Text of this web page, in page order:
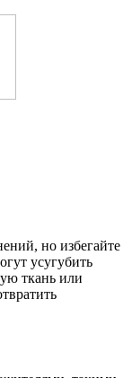
но избегайте
усугубить
ткань или